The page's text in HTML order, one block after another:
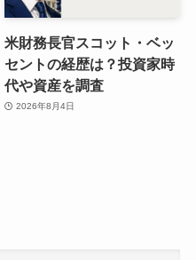
米財務長官スコット・ベッ
セントの経歴は？投資家時
代や資産を調査
2026年8月4日